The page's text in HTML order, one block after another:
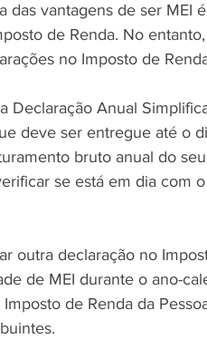
vantagens de ser MEI
de Renda. No
no Imposto de
Declaração Anual
deve ser entregue até o
bruto anual do
se está em dia com
outra declaração no
de MEI durante o ano-
de Renda da